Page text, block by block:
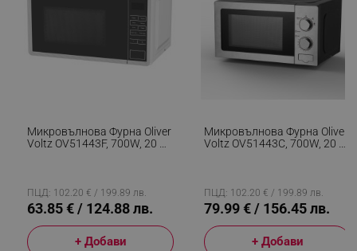
Микровълнова Фурна Oliver
Voltz OV51443F, 700W, 20 Л,
ПЦД: 102.20 € / 199.89 лв.
63.85 € / 124.88 лв.
+ Добави
Микровълнова Фурна Oliver
Voltz OV51443C, 700W, 20 Л,
ПЦД: 102.20 € / 199.89 лв.
79.99 € / 156.45 лв.
+ Добави